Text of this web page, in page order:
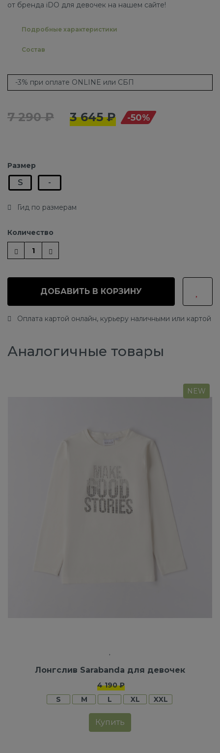
от бренда iDO для девочек на нашем сайте!
Подробные характеристики
Состав
-3% при оплате ONLINE или СБП
7 290 ₽ 3 645 ₽ -50%
Размер
S -
Гид по размерам
Количество
ДОБАВИТЬ В КОРЗИНУ
Оплата картой онлайн, курьеру наличными или картой
Аналогичные товары
NEW
Лонгслив Sarabanda для девочек
4 190 ₽
S
M L XL XXL
Купить